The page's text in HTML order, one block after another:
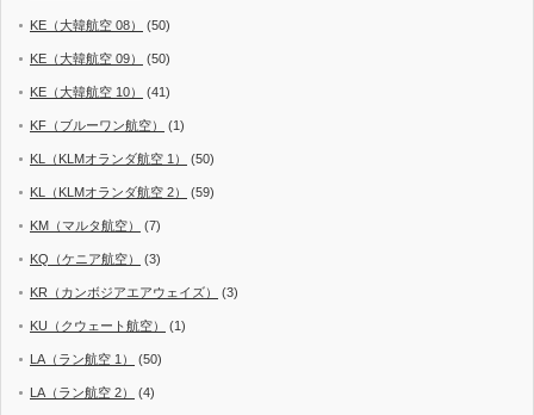
KE（大韓航空 08） (50)
KE（大韓航空 09） (50)
KE（大韓航空 10） (41)
KF（ブルーワン航空） (1)
KL（KLMオランダ航空 1） (50)
KL（KLMオランダ航空 2） (59)
KM（マルタ航空） (7)
KQ（ケニア航空） (3)
KR（カンボジアエアウェイズ） (3)
KU（クウェート航空） (1)
LA（ラン航空 1） (50)
LA（ラン航空 2） (4)